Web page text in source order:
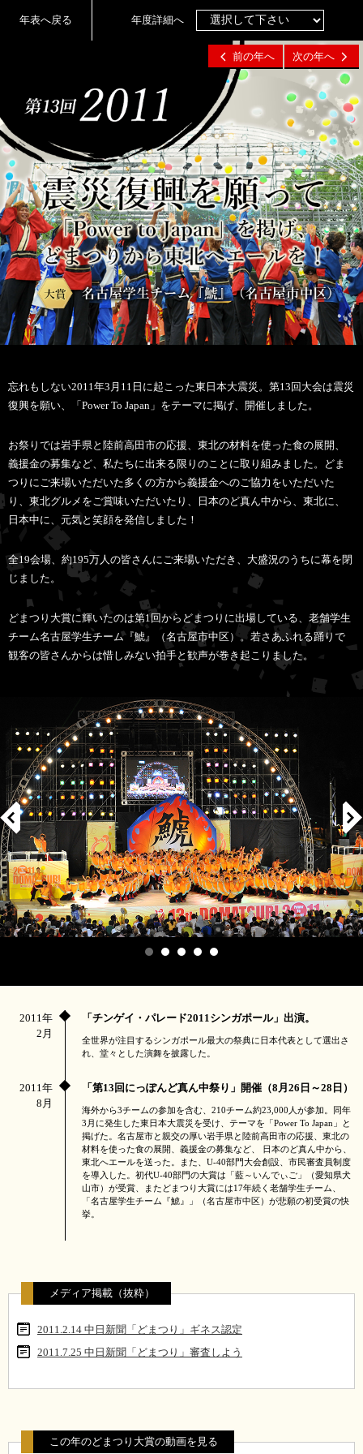
年表へ戻る 年度詳細へ
前の年へ 次の年へ
忘れもしない2011年3月11日に起こった東日本大震災。第13回大会は震災
復興を願い、「Power To Japan」をテーマに掲げ、開催しました。
お祭りでは岩手県と陸前高田市の応援、東北の材料を使った食の展開、
義援金の募集など、私たちに出来る限りのことに取り組みました。どま
つりにご来場いただいた多くの方から義援金へのご協力をいただいた
り、東北グルメをご賞味いただいたり、日本のど真ん中から、東北に、
日本中に、元気と笑顔を発信しました！
全19会場、約195万人の皆さんにご来場いただき、大盛況のうちに幕を閉
じました。
どまつり大賞に輝いたのは第1回からどまつりに出場している、老舗学生
チーム名古屋学生チーム『鯱』（名古屋市中区）。若さあふれる踊りで
観客の皆さんからは惜しみない拍手と歓声が巻き起こりました。
2011年
2月
「チンゲイ・パレード2011シンガポール」出演。
全世界が注目するシンガポール最大の祭典に日本代表として選出さ
れ、堂々とした演舞を披露した。
2011年
8月
「第13回にっぽんど真ん中祭り」開催（8月26日～28日）
海外から3チームの参加を含む、210チーム約23,000人が参加。同年
3月に発生した東日本大震災を受け、テーマを「Power To Japan」と
掲げた。名古屋市と親交の厚い岩手県と陸前高田市の応援、東北の
材料を使った食の展開、義援金の募集など、 日本のど真ん中から、
東北へエールを送った。また、U-40部門大会創設、市民審査員制度
を導入した。初代U-40部門の大賞は「藍～いんでぃご」（愛知県犬
山市）が受賞、またどまつり大賞には17年続く老舗学生チーム、
「名古屋学生チーム『鯱』」（名古屋市中区）が悲願の初受賞の快
挙。
メディア掲載（抜粋）
2011.2.14 中日新聞「どまつり」ギネス認定
2011.7.25 中日新聞「どまつり」審査しよう
この年のどまつり大賞の動画を見る